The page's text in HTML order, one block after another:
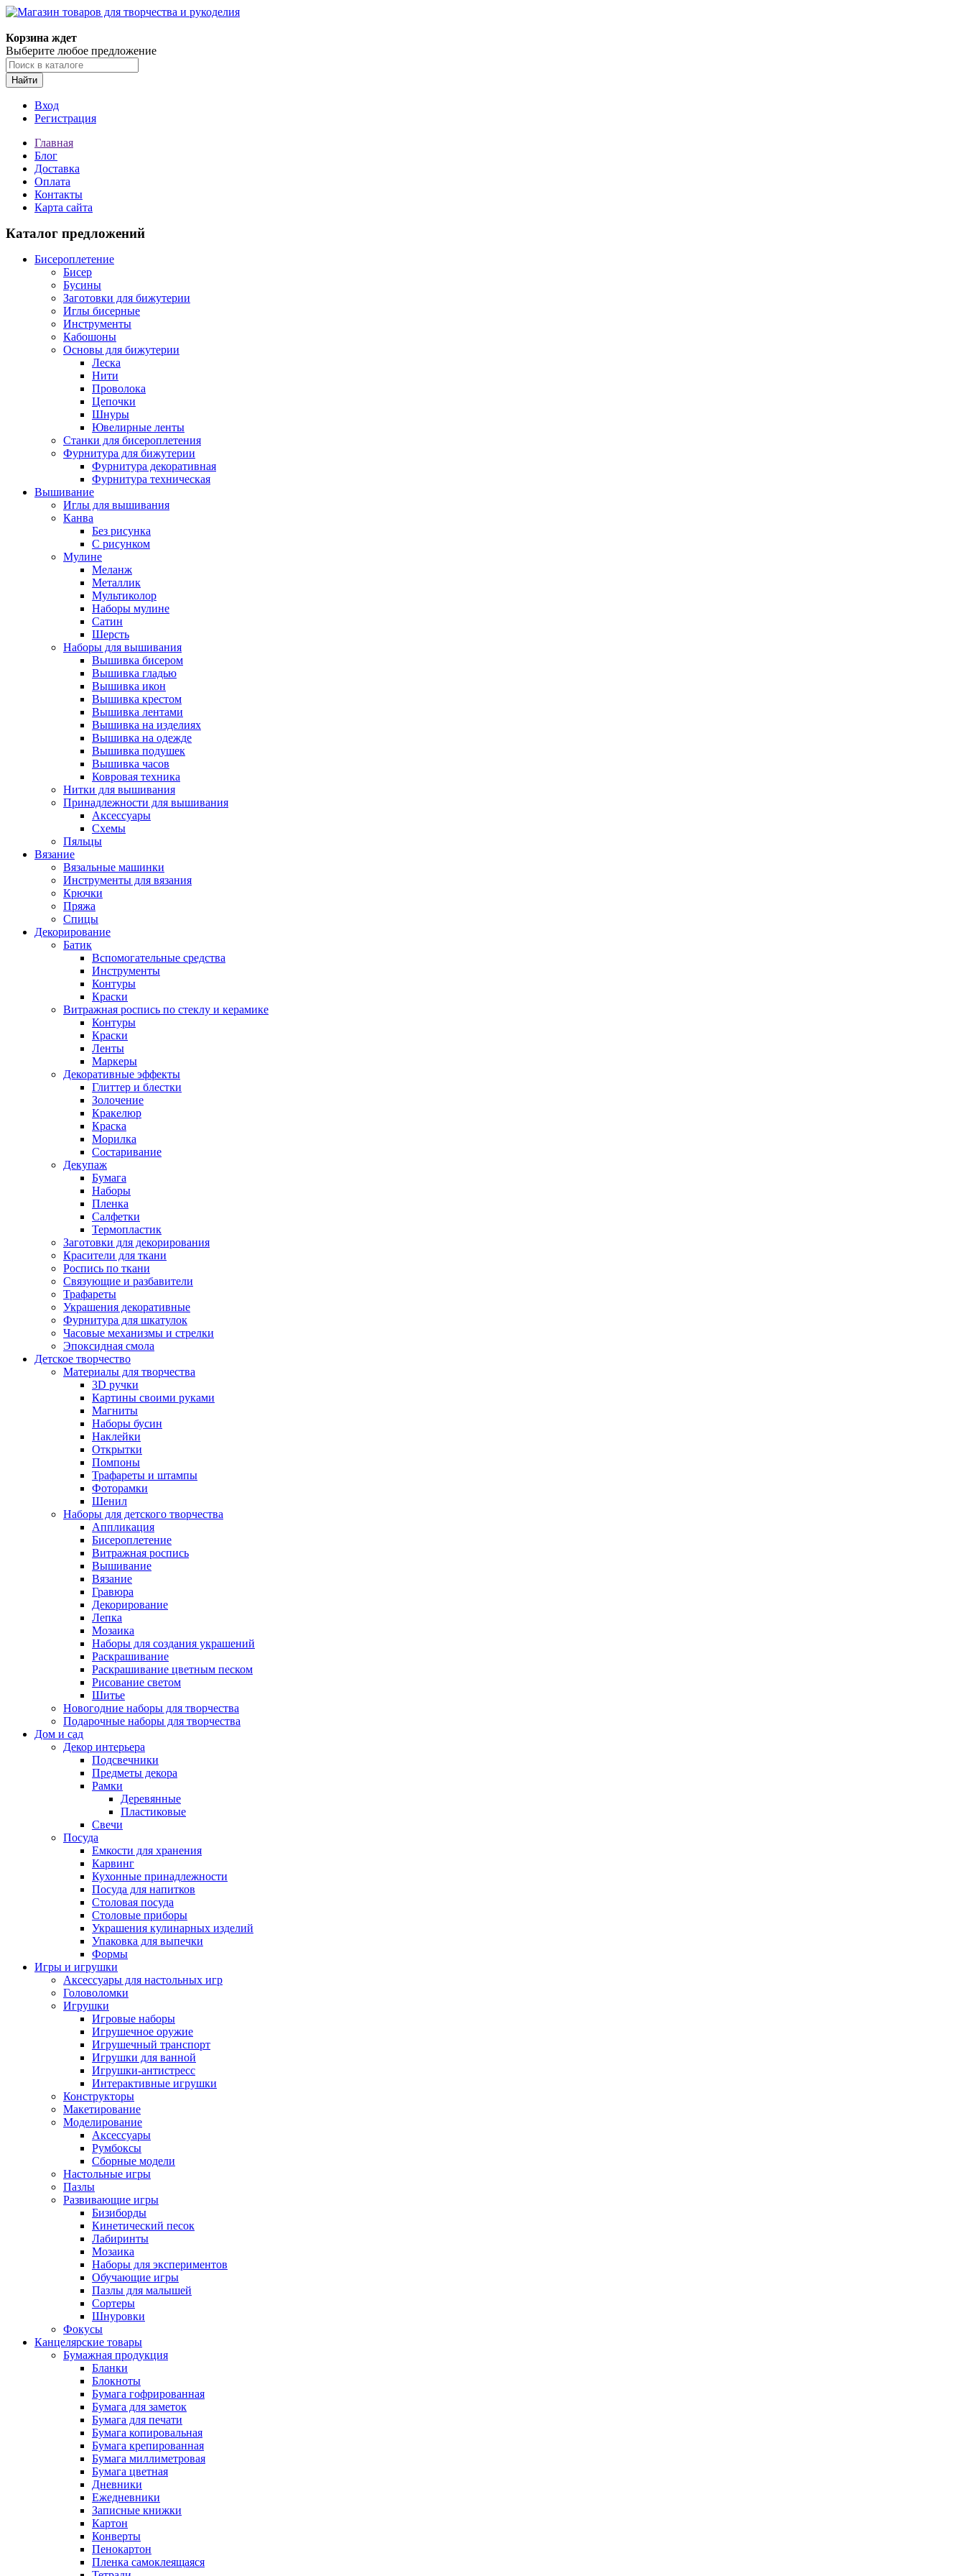
Корзина ждет
Выберите любое предложение
Найти
Вход
Регистрация
Главная
Блог
Доставка
Оплата
Контакты
Карта сайта
Каталог предложений
Бисероплетение
Бисер
Бусины
Заготовки для бижутерии
Иглы бисерные
Инструменты
Кабошоны
Основы для бижутерии
Леска
Нити
Проволока
Цепочки
Шнуры
Ювелирные ленты
Станки для бисероплетения
Фурнитура для бижутерии
Фурнитура декоративная
Фурнитура техническая
Вышивание
Иглы для вышивания
Канва
Без рисунка
С рисунком
Мулине
Меланж
Металлик
Мультиколор
Наборы мулине
Сатин
Шерсть
Наборы для вышивания
Вышивка бисером
Вышивка гладью
Вышивка икон
Вышивка крестом
Вышивка лентами
Вышивка на изделиях
Вышивка на одежде
Вышивка подушек
Вышивка часов
Ковровая техника
Нитки для вышивания
Принадлежности для вышивания
Аксессуары
Схемы
Пяльцы
Вязание
Вязальные машинки
Инструменты для вязания
Крючки
Пряжа
Спицы
Декорирование
Батик
Вспомогательные средства
Инструменты
Контуры
Краски
Витражная роспись по стеклу и керамике
Контуры
Краски
Ленты
Маркеры
Декоративные эффекты
Глиттер и блестки
Золочение
Кракелюр
Краска
Морилка
Состаривание
Декупаж
Бумага
Наборы
Пленка
Салфетки
Термопластик
Заготовки для декорирования
Красители для ткани
Роспись по ткани
Связующие и разбавители
Трафареты
Украшения декоративные
Фурнитура для шкатулок
Часовые механизмы и стрелки
Эпоксидная смола
Детское творчество
Материалы для творчества
3D ручки
Картины своими руками
Магниты
Наборы бусин
Наклейки
Открытки
Помпоны
Трафареты и штампы
Фоторамки
Шенил
Наборы для детского творчества
Аппликация
Бисероплетение
Витражная роспись
Вышивание
Вязание
Гравюра
Декорирование
Лепка
Мозаика
Наборы для создания украшений
Раскрашивание
Раскрашивание цветным песком
Рисование светом
Шитье
Новогодние наборы для творчества
Подарочные наборы для творчества
Дом и сад
Декор интерьера
Подсвечники
Предметы декора
Рамки
Деревянные
Пластиковые
Свечи
Посуда
Емкости для хранения
Карвинг
Кухонные принадлежности
Посуда для напитков
Столовая посуда
Столовые приборы
Украшения кулинарных изделий
Упаковка для выпечки
Формы
Игры и игрушки
Аксессуары для настольных игр
Головоломки
Игрушки
Игровые наборы
Игрушечное оружие
Игрушечный транспорт
Игрушки для ванной
Игрушки-антистресс
Интерактивные игрушки
Конструкторы
Макетирование
Моделирование
Аксессуары
Румбоксы
Сборные модели
Настольные игры
Пазлы
Развивающие игры
Бизиборды
Кинетический песок
Лабиринты
Мозаика
Наборы для экспериментов
Обучающие игры
Пазлы для малышей
Сортеры
Шнуровки
Фокусы
Канцелярские товары
Бумажная продукция
Бланки
Блокноты
Бумага гофрированная
Бумага для заметок
Бумага для печати
Бумага копировальная
Бумага крепированная
Бумага миллиметровая
Бумага цветная
Дневники
Ежедневники
Записные книжки
Картон
Конверты
Пенокартон
Пленка самоклеящаяся